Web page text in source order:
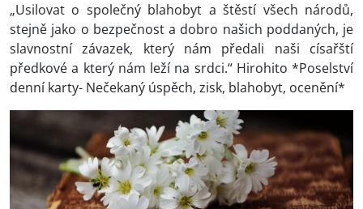
„Usilovat o společný blahobyt a štěstí všech národů,
stejně jako o bezpečnost a dobro našich poddaných, je
slavnostní závazek, který nám předali naši císařští
předkové a který nám leží na srdci.“ Hirohito *Poselství
denní karty- Nečekaný úspěch, zisk, blahobyt, ocenění*